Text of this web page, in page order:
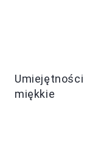
Umiejętności
miękkie